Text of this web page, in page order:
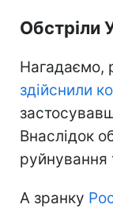
Обстріли
Нагадаємо,
здійснили
Внаслідок
руйнування
А зранку